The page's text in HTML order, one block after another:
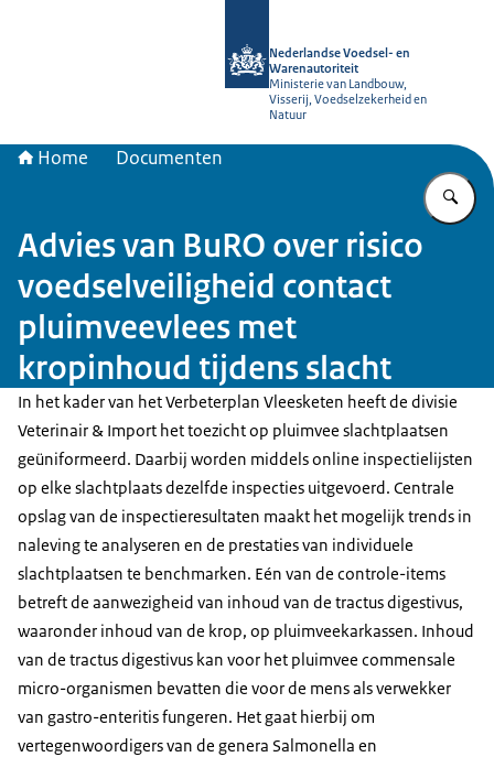
Nederlandse Voedsel- en
Warenautoriteit
Ministerie van Landbouw,
Visserij, Voedselzekerheid en
Natuur
Home Documenten
Advies van BuRO over risico
voedselveiligheid contact
pluimveevlees met
kropinhoud tijdens slacht
In het kader van het Verbeterplan Vleesketen heeft de divisie
Veterinair & Import het toezicht op pluimvee slachtplaatsen
geüniformeerd. Daarbij worden middels online inspectielijsten
op elke slachtplaats dezelfde inspecties uitgevoerd. Centrale
opslag van de inspectieresultaten maakt het mogelijk trends in
naleving te analyseren en de prestaties van individuele
slachtplaatsen te benchmarken. Eén van de controle-items
betreft de aanwezigheid van inhoud van de tractus digestivus,
waaronder inhoud van de krop, op pluimveekarkassen. Inhoud
van de tractus digestivus kan voor het pluimvee commensale
micro-organismen bevatten die voor de mens als verwekker
van gastro-enteritis fungeren. Het gaat hierbij om
vertegenwoordigers van de genera Salmonella en